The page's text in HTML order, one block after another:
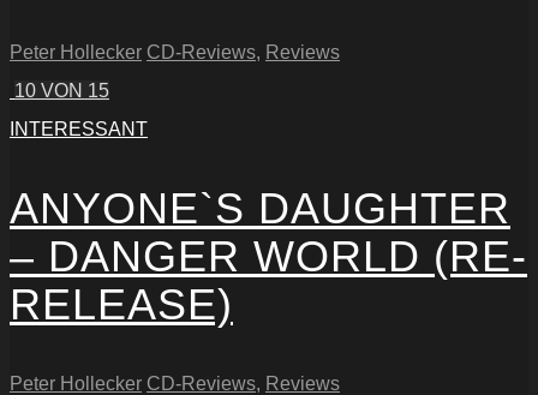
Peter Hollecker CD-Reviews, Reviews
10 VON 15
INTERESSANT
ANYONE`S DAUGHTER
– DANGER WORLD (RE-
RELEASE)
Peter Hollecker CD-Reviews, Reviews